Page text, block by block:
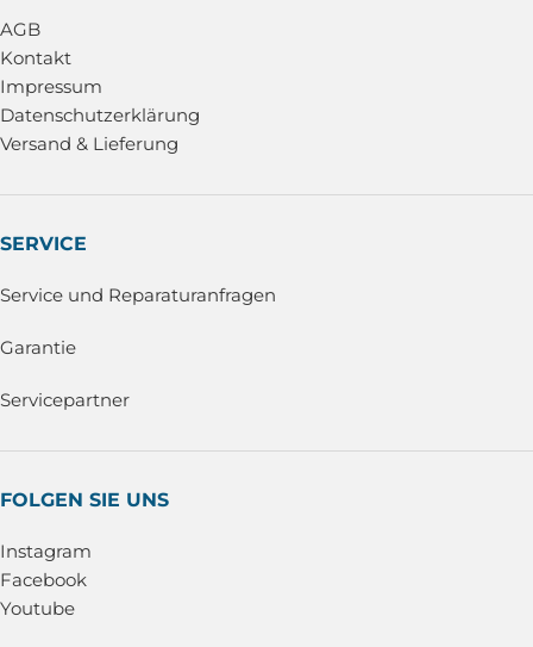
AGB
Kontakt
Impressum
Datenschutzerklärung
Versand & Lieferung
SERVICE
Service und Reparaturanfragen
Garantie
Servicepartner
FOLGEN SIE UNS
Instagram
Facebook
Youtube